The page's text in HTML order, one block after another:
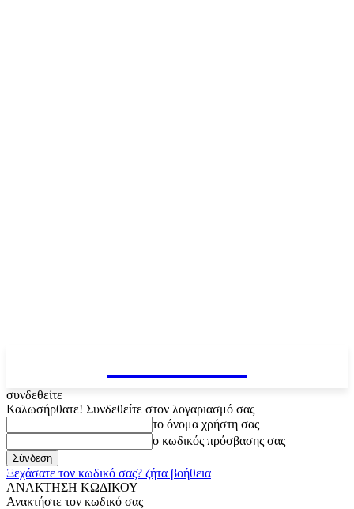
συνδεθείτε
Καλωσήρθατε! Συνδεθείτε στον λογαριασμό σας
το όνομα χρήστη σας
ο κωδικός πρόσβασης σας
Ξεχάσατε τον κωδικό σας? ζήτα βοήθεια
ΑΝΑΚΤΗΣΗ ΚΩΔΙΚΟΥ
Ανακτήστε τον κωδικό σας